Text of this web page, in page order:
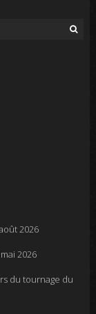
2026
2026
du tournage du